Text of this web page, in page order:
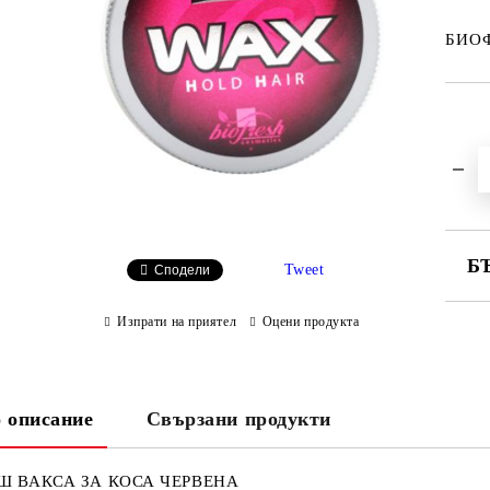
Сподели Tweet
Изпрати на приятел Оцени продукта
описание Свързани продукти
ВАКСА ЗА КОСА ЧЕРВЕНА